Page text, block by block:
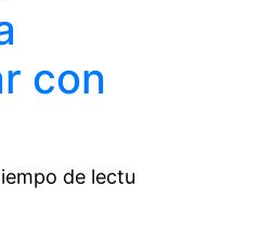
con
de lectu